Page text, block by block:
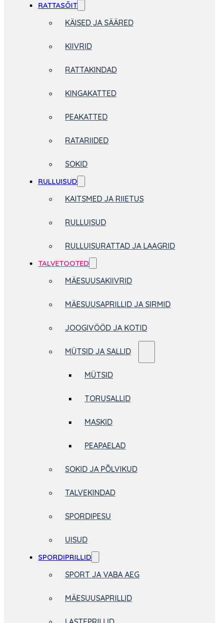
RATTASÕIT
KÄISED JA SÄÄRED
KIIVRID
RATTAKINDAD
KINGAKATTED
PEAKATTED
RATARIIDED
SOKID
RULLUISUD
KAITSMED JA RIIETUS
RULLUISUD
RULLUISURATTAD JA LAAGRID
TALVETOOTED
MÄESUUSAKIIVRID
MÄESUUSAPRILLID JA SIRMID
JOOGIVÖÖD JA KOTID
MÜTSID JA SALLID
MÜTSID
TORUSALLID
MASKID
PEAPAELAD
SOKID JA PÕLVIKUD
TALVEKINDAD
SPORDIPESU
UISUD
SPORDIPRILLID
SPORT JA VABA AEG
MÄESUUSAPRILLID